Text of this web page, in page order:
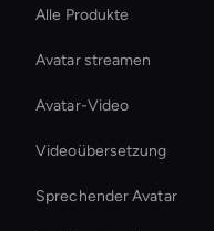
Alle Produkte
Avatar streamen
Avatar-Video
Videoübersetzung
Sprechender Avatar